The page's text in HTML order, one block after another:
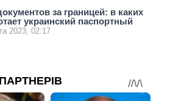
за границей: в каких
украинский паспортный
2023, 02:17